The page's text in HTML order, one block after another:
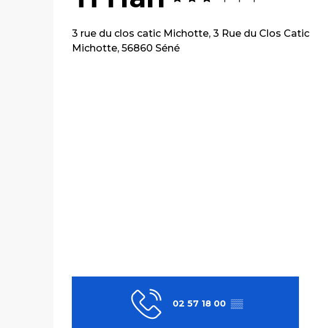
3 rue du clos catic Michotte, 3 Rue du Clos Catic
Michotte, 56860 Séné
02 57 18 00 ▒▒